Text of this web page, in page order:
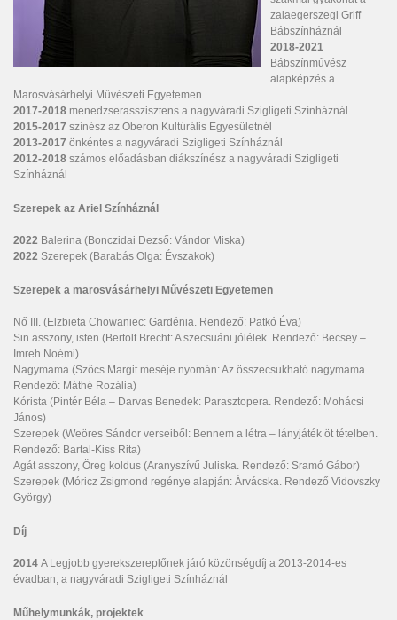
zalaegerszegi Griff
Bábszínháznál
2018-2021
Bábszínművész
alapképzés a
Marosvásárhelyi Művészeti Egyetemen
2017-2018 menedzserasszisztens a nagyváradi Szigligeti Színháznál
2015-2017 színész az Oberon Kultúrális Egyesületnél
2013-2017 önkéntes a nagyváradi Szigligeti Színháznál
2012-2018 számos előadásban diákszínész a nagyváradi Szigligeti
Színháznál
Szerepek az Ariel Színháznál
2022 Balerina (Bonczidai Dezső: Vándor Miska)
2022 Szerepek (Barabás Olga: Évszakok)
Szerepek a marosvásárhelyi Művészeti Egyetemen
Nő III. (Elzbieta Chowaniec: Gardénia. Rendező: Patkó Éva)
Sin asszony, isten (Bertolt Brecht: A szecsuáni jólélek. Rendező: Becsey –
Imreh Noémi)
Nagymama (Szőcs Margit meséje nyomán: Az összecsukható nagymama.
Rendező: Máthé Rozália)
Kórista (Pintér Béla – Darvas Benedek: Parasztopera. Rendező: Mohácsi
János)
Szerepek (Weöres Sándor verseiből: Bennem a létra – lányjáték öt tételben.
Rendező: Bartal-Kiss Rita)
Agát asszony, Öreg koldus (Aranyszívű Juliska. Rendező: Sramó Gábor)
Szerepek (Móricz Zsigmond regénye alapján: Árvácska. Rendező Vidovszky
György)
Díj
2014 A Legjobb gyerekszereplőnek járó közönségdíj a 2013-2014-es
évadban, a nagyváradi Szigligeti Színháznál
Műhelymunkák, projektek